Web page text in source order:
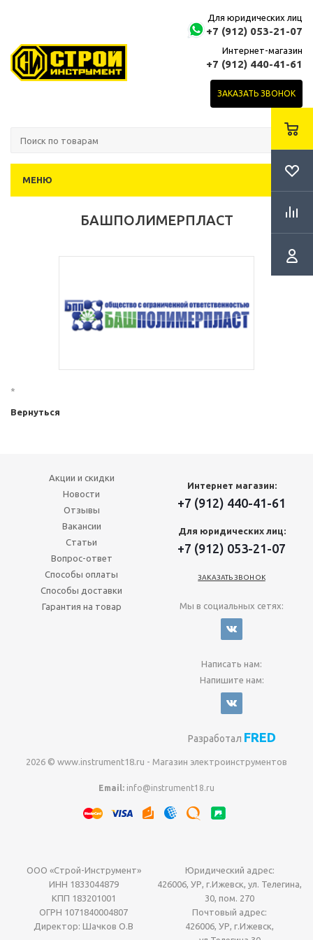
Для юридических лиц
+7 (912) 053-21-07
Интернет-магазин
+7 (912) 440-41-61
ЗАКАЗАТЬ ЗВОНОК
МЕНЮ
БАШПОЛИМЕРПЛАСТ
*
Вернуться
Акции и скидки
Новости
Отзывы
Вакансии
Статьи
Вопрос-ответ
Способы оплаты
Способы доставки
Гарантия на товар
Интернет магазин:
+7 (912) 440-41-61
Для юридических лиц:
+7 (912) 053-21-07
ЗАКАЗАТЬ ЗВОНОК
Мы в социальных сетях:
Написать нам:
Напишите нам:
Разработал FRED
2026 © www.instrument18.ru - Магазин электроинструментов
Email: info@instrument18.ru
ООО «Строй-Инструмент»
ИНН 1833044879
КПП 183201001
ОГРН 1071840004807
Директор: Шачков О.В
Юридический адрес:
426006, УР, г.Ижевск, ул. Телегина,
30, пом. 270
Почтовый адрес:
426006, УР, г.Ижевск,